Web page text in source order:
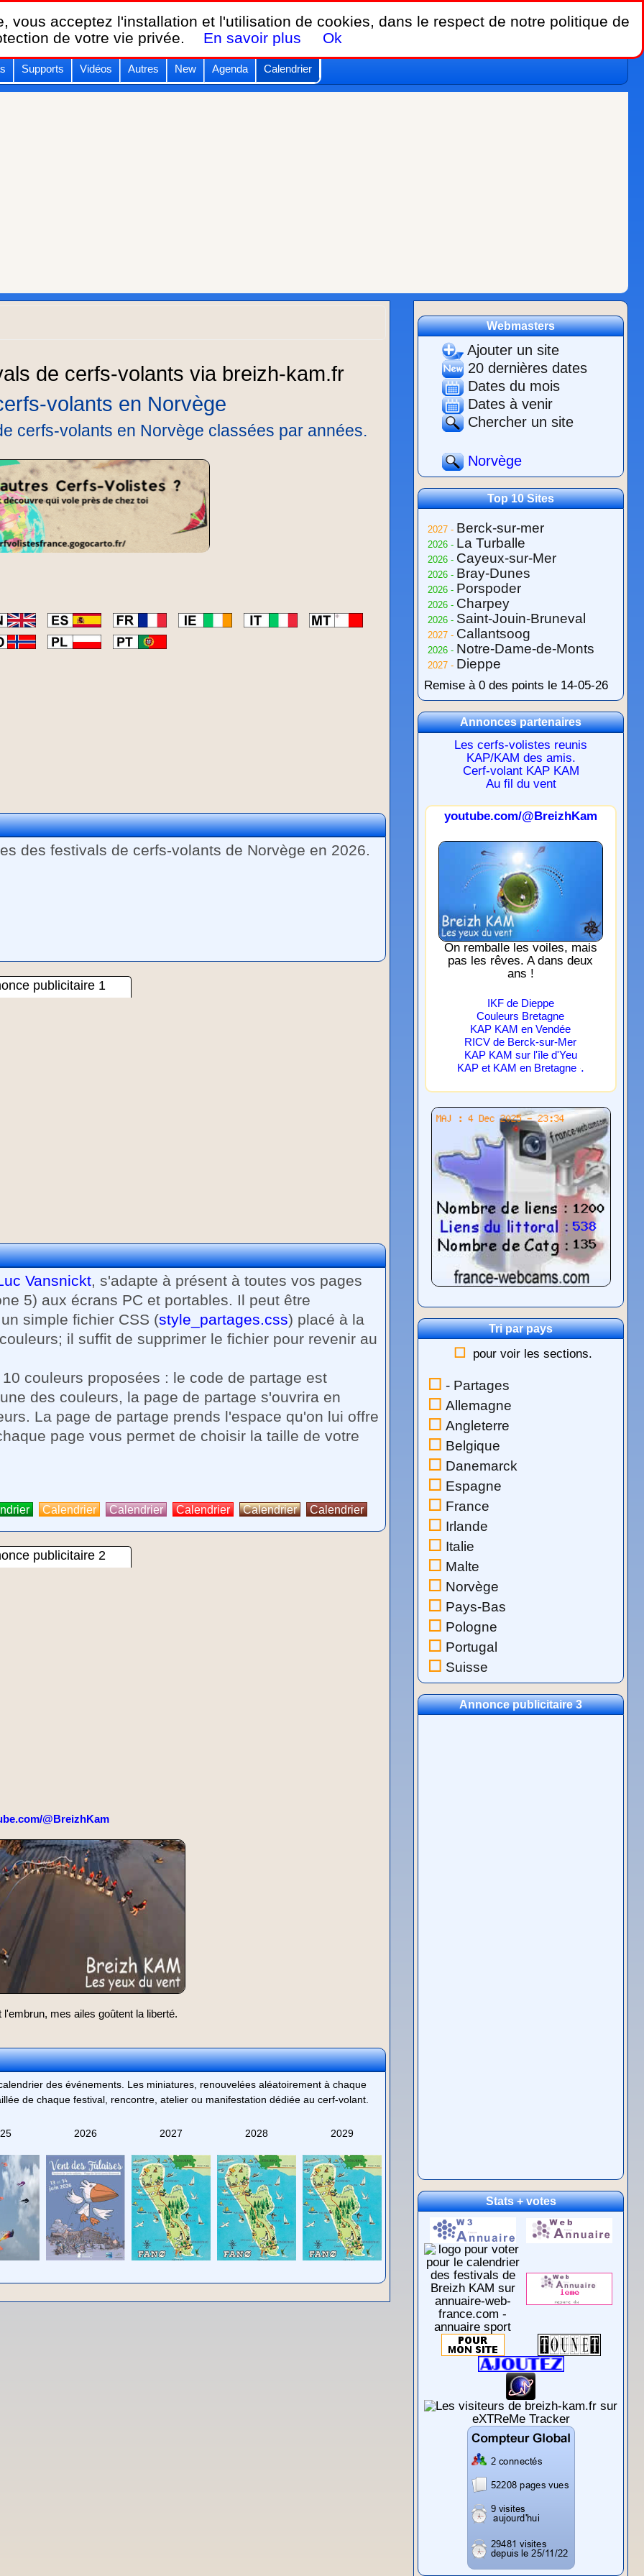
Breizh KAM,
le calendrier des festivals de cerfs-volants.
Supports Vidéos Autres New Agenda Calendrier
volants en Norvège
volants en Norvège classées par années.
des festivals de cerfs-volants de Norvège en 2026.
publicitaire 1
Vansnickt, s'adapte à présent à toutes vos pages
5) aux écrans PC et portables. Il peut être
simple fichier CSS (style_partages.css) placé à la
il suffit de supprimer le fichier pour revenir au
couleurs proposées : le code de partage est
des couleurs, la page de partage s'ouvrira en
La page de partage prends l'espace qu'on lui offre
page vous permet de choisir la taille de votre
Calendrier Calendrier Calendrier Calendrier Calendrier
publicitaire 2
@BreizhKam
mes ailes goûtent la liberté.
des événements. Les miniatures, renouvelées aléatoirement à chaque
de chaque festival, rencontre, atelier ou manifestation dédiée au cerf-volant.
2026 2027 2028 2029
Webmasters
Ajouter un site
20 dernières dates
Dates du mois
Dates à venir
Chercher un site
Norvège
Top 10 Sites
2027 - Berck-sur-mer
2026 - La Turballe
2026 - Cayeux-sur-Mer
2026 - Bray-Dunes
2026 - Porspoder
2026 - Charpey
2026 - Saint-Jouin-Bruneval
2027 - Callantsoog
2026 - Notre-Dame-de-Monts
2027 - Dieppe
Remise à 0 des points le 14-05-26
Annonces partenaires
Les cerfs-volistes reunis
KAP/KAM des amis.
Cerf-volant KAP KAM
Au fil du vent
youtube.com/@BreizhKam
On remballe les voiles, mais
pas les rêves. A dans deux
ans !
IKF de Dieppe
Couleurs Bretagne
KAP KAM en Vendée
RICV de Berck-sur-Mer
KAP KAM sur l'île d'Yeu
KAP et KAM en Bretagne .
Tri par pays
pour voir les sections.
- Partages
Allemagne
Angleterre
Belgique
Danemarck
Espagne
France
Irlande
Italie
Malte
Norvège
Pays-Bas
Pologne
Portugal
Suisse
Annonce publicitaire 3
Stats + votes
vous acceptez l'installation et l'utilisation de cookies, dans le respect de notre politique de
de votre vie privée.
En savoir plus Ok